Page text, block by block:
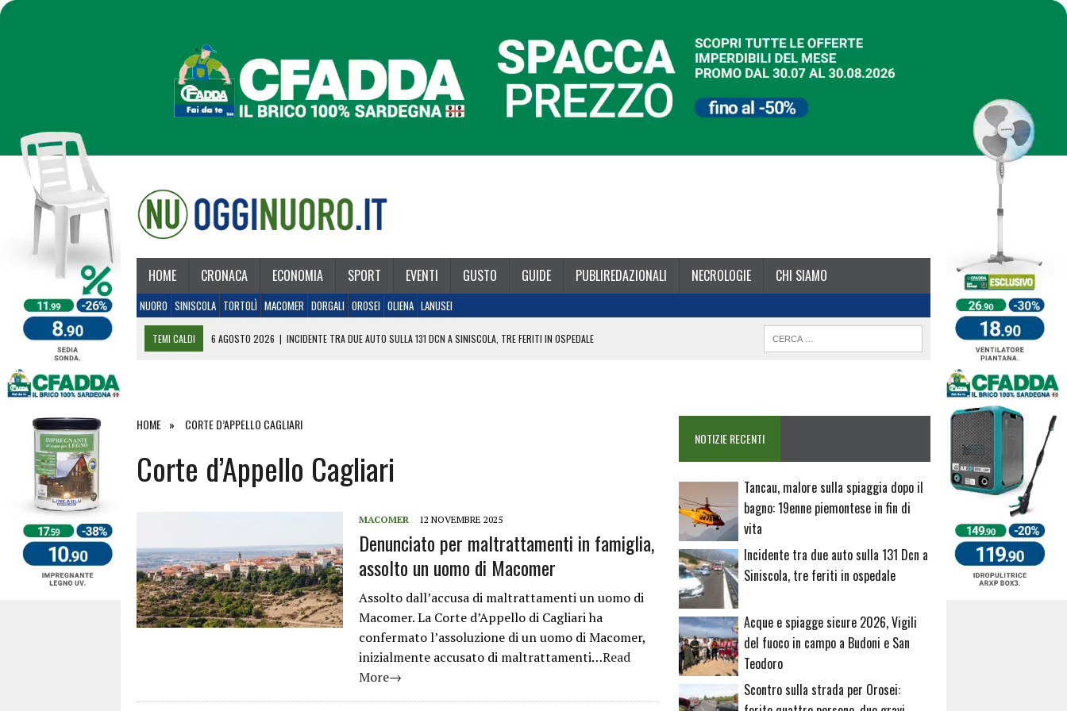
HOME CRONACA ECONOMIA SPORT EVENTI GUSTO GUIDE PUBLIREDAZIONALI NECROLOGIE CHI SIAMO
NUORO SINISCOLA TORTOLÌ MACOMER DORGALI OROSEI OLIENA LANUSEI
TEMI CALDI 6 AGOSTO 2026 | INCIDENTE TRA DUE AUTO SULLA 131 DCN A SINISCOLA, TRE FERITI IN OSPEDALE
27 LUGLIO 2026
OMICIDIO A BARI SARDO, ECCO COME È STATO UCCISO SIMONE CONCAS
HOME CORTE D’APPELLO CAGLIARI
Corte d’Appello Cagliari
MACOMER 12 NOVEMBRE 2025
Denunciato per maltrattamenti in famiglia,
assolto un uomo di Macomer
Assolto dall’accusa di maltrattamenti un uomo di
Macomer. La Corte d’Appello di Cagliari ha
confermato l’assoluzione di un uomo di Macomer,
inizialmente accusato di maltrattamenti…Read
More→
NOTIZIE RECENTI
Tancau, malore sulla spiaggia dopo il
bagno: 19enne piemontese in fin di
vita
Incidente tra due auto sulla 131 Dcn a
Siniscola, tre feriti in ospedale
Acque e spiagge sicure 2026, Vigili
del fuoco in campo a Budoni e San
Teodoro
Scontro sulla strada per Orosei: